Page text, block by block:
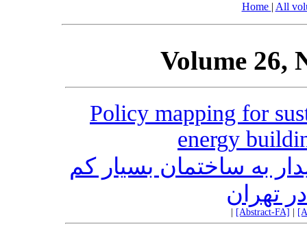
Home | All
Volume 26,
Policy mapping for
energy
به ساختمان بسیار کم
[Abstract-FA]